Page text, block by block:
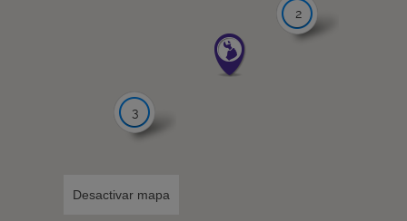
3
2
Desactivar mapa